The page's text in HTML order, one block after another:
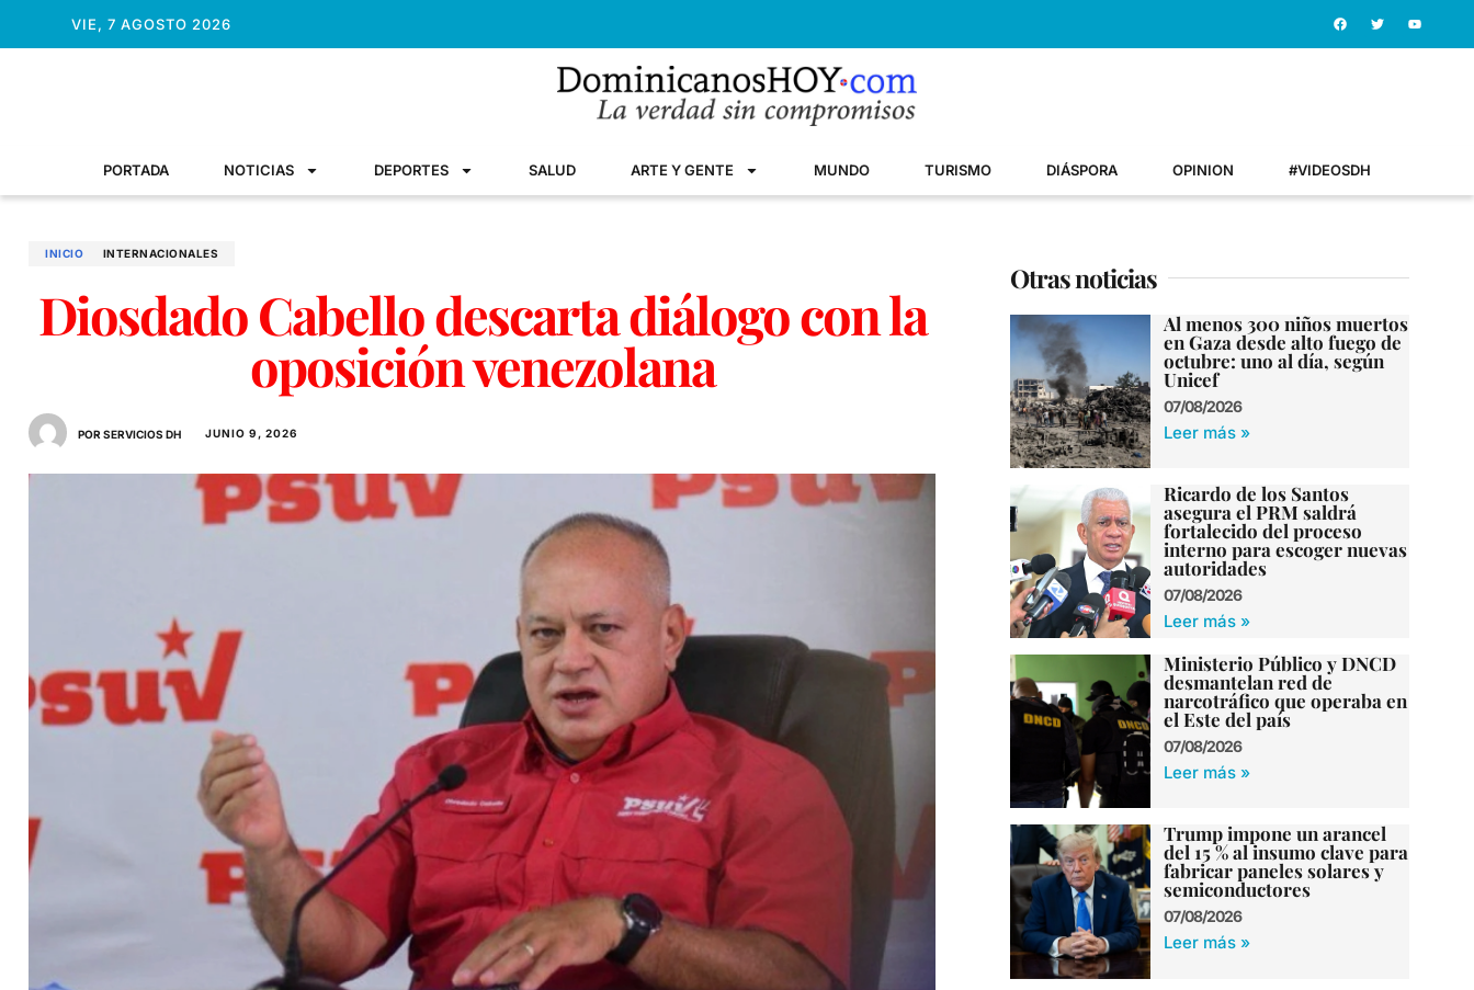
VIE, 7 AGOSTO 2026
PORTADA NOTICIAS DEPORTES SALUD ARTE Y GENTE MUNDO TURISMO DIÁSPORA OPINION #VIDEOSDH
INICIO INTERNACIONALES
Diosdado Cabello descarta diálogo con la
oposición venezolana
POR SERVICIOS DH JUNIO 9, 2026
Otras noticias
Al menos 300 niños muertos
en Gaza desde alto fuego de
octubre: uno al día, según
Unicef
07/08/2026
Leer más »
Ricardo de los Santos
asegura el PRM saldrá
fortalecido del proceso
interno para escoger nuevas
autoridades
07/08/2026
Leer más »
Ministerio Público y DNCD
desmantelan red de
narcotráfico que operaba en
el Este del país
07/08/2026
Leer más »
Trump impone un arancel
del 15 % al insumo clave para
fabricar paneles solares y
semiconductores
07/08/2026
Leer más »